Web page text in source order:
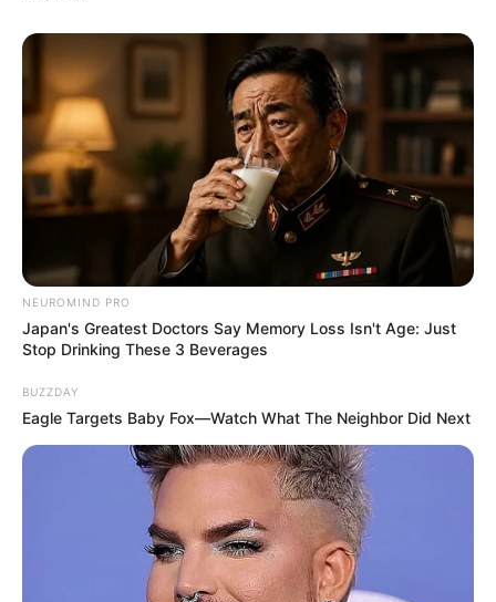
(foto: instagram/u10t_official)
Biodata & Profil
Nama Lengkap: Go Min Soo
Nama Panggung: Kogyeol
Nama Panggilan: Bomdeukie, The Prince, Church oppa atau
Posisi: Lead Vocalist
Tempat, Tanggal Lahir: Bucheon, 19 Mei 1996
Ulang Tahun: 19 Mei
Kewarganegaraan: Korea Selatan
NEUROMIND PRO
Japan's Greatest Doctors Say Memory Loss Isn't Age: Just
Stop Drinking These 3 Beverages
BUZZDAY
Eagle Targets Baby Fox—Watch What The Neighbor Did Next